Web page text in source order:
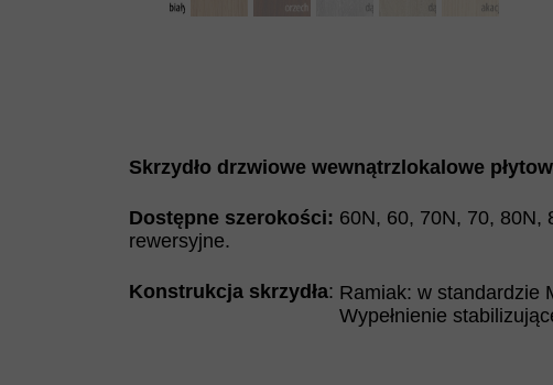
Ramiak: w standardzie
Wypełnienie
Konstrukcja skrzydła:
Skrzydło drzwiowe wewnątrzlokalowe
Dostępne szerokości: 60N, 60, 70N, 70, 80N,
rewersyjne.